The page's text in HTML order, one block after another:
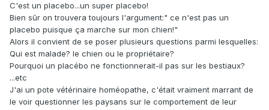
C'est un placebo...un super placebo!
Bien sûr on trouvera toujours l'argument:" ce n'est pas un
placebo puisque ça marche sur mon chien!"
Alors il convient de se poser plusieurs questions parmi lesquelles:
Qui est malade? le chien ou le propriétaire?
Pourquoi un placébo ne fonctionnerait-il pas sur les bestiaux?
...etc
J'ai un pote vétérinaire homéopathe, c'était vraiment marrant de
le voir questionner les paysans sur le comportement de leur